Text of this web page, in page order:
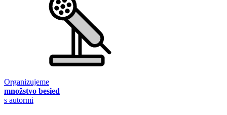
Organizujeme
množstvo besied
s autormi